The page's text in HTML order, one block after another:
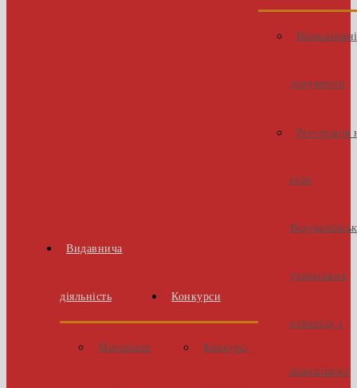
Видавнича
діяльність
Матеріали
Конкурси
Конкурс-
Нормативні
документи
Реєстрація
етап
учнівських
олімпіад з
навчальних